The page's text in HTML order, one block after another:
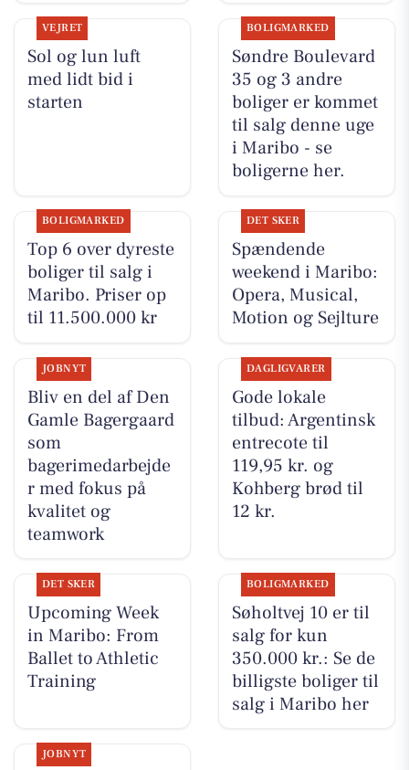
VEJRET
Sol og lun luft
med lidt bid i
starten
BOLIGMARKED
Søndre Boulevard
35 og 3 andre
boliger er kommet
til salg denne uge
i Maribo - se
boligerne her.
BOLIGMARKED
Top 6 over dyreste
boliger til salg i
Maribo. Priser op
til 11.500.000 kr
DET SKER
Spændende
weekend i Maribo:
Opera, Musical,
Motion og Sejlture
JOBNYT
Bliv en del af Den
Gamle Bagergaard
som
bagerimedarbejde
r med fokus på
kvalitet og
teamwork
DAGLIGVARER
Gode lokale
tilbud: Argentinsk
entrecote til
119,95 kr. og
Kohberg brød til
12 kr.
DET SKER
Upcoming Week
in Maribo: From
Ballet to Athletic
Training
BOLIGMARKED
Søholtvej 10 er til
salg for kun
350.000 kr.: Se de
billigste boliger til
salg i Maribo her
JOBNYT